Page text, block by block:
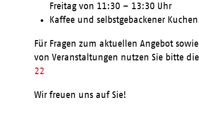
Freitag von 11:30 – 13:30 Uhr
Kaffee und selbstgebackener Kuchen
Für Fragen zum aktuellen Angebot
von Veranstaltungen nutzen Sie bitte
22
Wir freuen uns auf Sie!